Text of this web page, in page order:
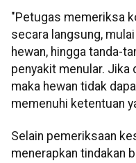
"Petugas memeriksa
secara langsung,
hewan, hingga tanda-
penyakit menular. Jika
maka hewan tidak
memenuhi ketentuan
Selain pemeriksaan
menerapkan tindakan